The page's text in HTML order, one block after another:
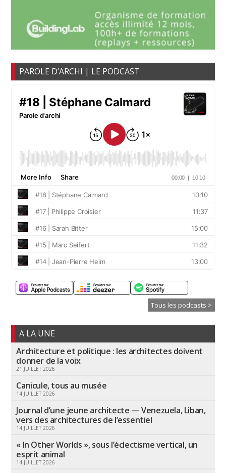
PAROLE D’ARCHI | LE PODCAST
Tous les podcasts >
A LA UNE
Architecture et politique : les architectes doivent
donner de la voix
21 JUILLET 2026
Canicule, tous au musée
14 JUILLET 2026
Journal d’une jeune architecte — Venezuela, Liban,
vers des architectures de l’essentiel
14 JUILLET 2026
« In Other Worlds », sous l’éclectisme vertical, un
esprit animal
14 JUILLET 2026